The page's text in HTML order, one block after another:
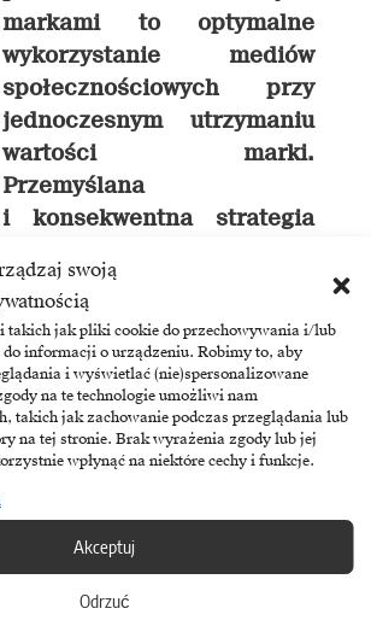
swoją
takich jak pliki cookie do przechowywania i/lub
informacji o urządzeniu. Robimy to, aby
i wyświetlać (nie)spersonalizowane
na te technologie umożliwi nam
takich jak zachowanie podczas przeglądania lub
na tej stronie. Brak wyrażenia zgody lub jej
wpłynąć na niektóre cechy i funkcje.
Akceptuj
Odrzuć
markami to optymalne
wykorzystanie mediów
społecznościowych przy
jednoczesnym utrzymaniu
wartości marki.
Przemyślana
i konsekwentna strategia
tak zwane „polubienia”
w interaktywne
i angażujące doświadczenie
dla klientów –
mówi Patrycja Venulet,
Dyrektor w dziale strategii
marki i badań
w angażowaniu